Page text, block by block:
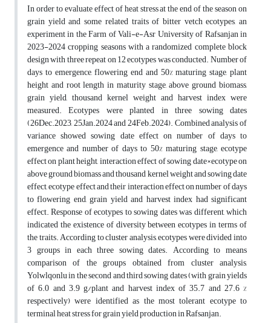
In order to evaluate effect of heat stress at the end of the season on
grain yield and some related traits of bitter vetch ecotypes, an
experiment in the Farm of Vali-e-Asr University of Rafsanjan in
2023-2024 cropping seasons with a randomized complete block
design with three repeat on 12 ecotypes was conducted. Number of
days to emergence, flowering end and 50% maturing stage, plant
height and root length in maturity stage, above ground biomass,
grain yield, thousand kernel weight and harvest index were
measured. Ecotypes were planted in three sowing dates
(26Dec.2023, 25Jan.2024 and 24Feb.2024). Combined analysis of
variance showed sowing date effect on number of days to
emergence and number of days to 50% maturing stage, ecotype
effect on plant height, interaction effect of sowing date×ecotype on
above ground biomass and thousand kernel weight and sowing date
effect, ecotype effect and their interaction effect on number of days
to flowering end, grain yield and harvest index had significant
effect. Response of ecotypes to sowing dates was different, which
indicated the existence of diversity between ecotypes in terms of
the traits. According to cluster analysis, ecotypes were divided into
3 groups in each three sowing dates. According to means
comparison of the groups obtained from cluster analysis,
Yolwlqonlu in the second and third sowing dates (with grain yields
of 6.0 and 3.9 g/plant and harvest index of 35.7 and 27.6 %
respectively) were identified as the most tolerant ecotype to
terminal heat stress for grain yield production in Rafsanjan.